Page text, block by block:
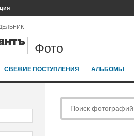
Фото
СВЕЖИЕ ПОСТУПЛЕНИЯ АЛЬБОМЫ